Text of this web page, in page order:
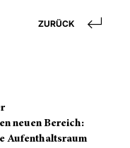
ZURÜCK
neuen Bereich:
Aufenthaltsraum